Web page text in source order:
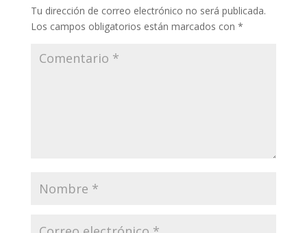
Tu dirección de correo electrónico no será publicada.
Los campos obligatorios están marcados con *